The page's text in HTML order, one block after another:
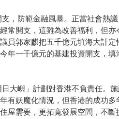
支，防範金融風暴。正當社會熱
常開支，這雖為改善福利，但
員郭家麒把五千億元填海大計
年一千億元的基建投資開支，
日大嶼」計劃對香港不負責任。
有妖魔化情況，但香港的成功
屋需要，更拓寬發展空間，不